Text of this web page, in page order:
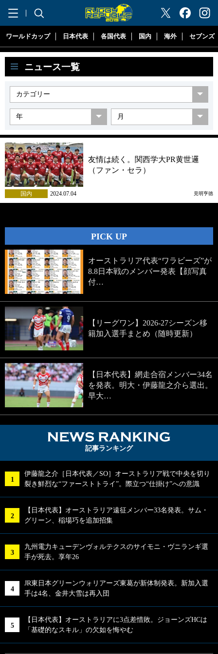
"ラグビーリパブリック"
ワールドカップ 日本代表 各国代表 国内 海外 セブンズ
ニュース一覧
友情は続く。関西学大PR黄世邏
（ファン・セラ）
国内 2024.07.04 見明亨徳
PICK UP
オーストラリア代表“ワラビーズ”が
8.8日本戦のメンバー発表【顔写真
付…
【リーグワン】2026-27シーズン移
籍加入選手まとめ（随時更新）
【日本代表】網走合宿メンバー34名
を発表。明大・伊藤龍之介ら選出。
早大…
記事ランキング
伊藤龍之介［日本代表／SO］オーストラリア戦で中央を切り
裂き鮮烈な“ファーストトライ”。際立つ“仕掛け”への意識
【日本代表】オーストラリア遠征メンバー33名発表。サム・
グリーン、稲場巧を追加招集
九州電力キューデンヴォルテクスのサイモニ・ヴニランギ選
手が死去。享年26
JR東日本グリーンウォリアーズ東葛が新体制発表。新加入選
手は4名、金井大雪は再入団
【日本代表】オーストラリアに3点差惜敗。ジョーンズHCは
「基礎的なスキル」の欠如を悔やむ